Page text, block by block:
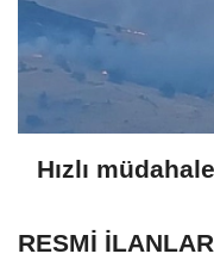
Hızlı
RESMİ İLANLAR